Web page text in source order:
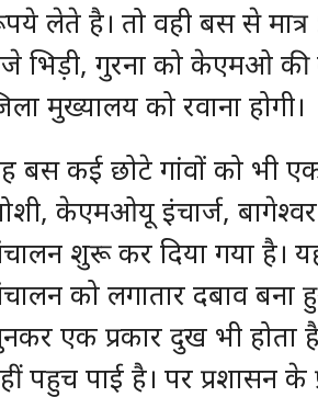
लेते है। तो वही बस से
भिड़ी, गुरना को केएमओ की
मुख्यालय को रवाना होगी।
बस कई छोटे गांवों को भी
केएमओयू इंचार्ज,
शुरू कर दिया गया है।
को लगातार दबाव
एक प्रकार दुख भी
पहुच पाई है। पर प्रशासन